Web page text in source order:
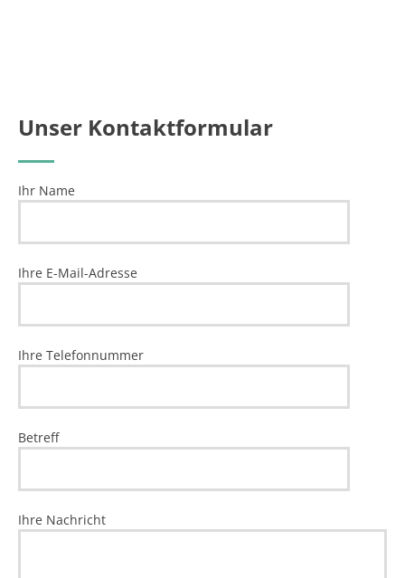
Unser Kontaktformular
Ihr Name
Ihre E-Mail-Adresse
Ihre Telefonnummer
Betreff
Ihre Nachricht